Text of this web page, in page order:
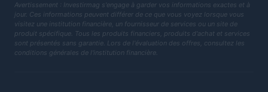
Avertissement : Investirmag s'engage à garder vos informations exactes et à
jour. Ces informations peuvent différer de ce que vous voyez lorsque vous
visitez une institution financière, un fournisseur de services ou un site de
produit spécifique. Tous les produits financiers, produits d'achat et services
sont présentés sans garantie. Lors de l'évaluation des offres, consultez les
conditions générales de l'institution financière.